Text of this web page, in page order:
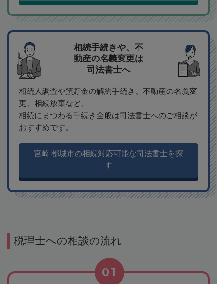
相続手続きや、不
動産の名義変更は
司法書士へ
相続人調査や預貯金の解約手続き、不動産の名義変
更、相続放棄など、
相続にまつわる手続き全般は司法書士へのご相談が
おすすめです。
宮崎 都城市の相続対応可能な司法書士を探
す
税理士への相談の流れ
01